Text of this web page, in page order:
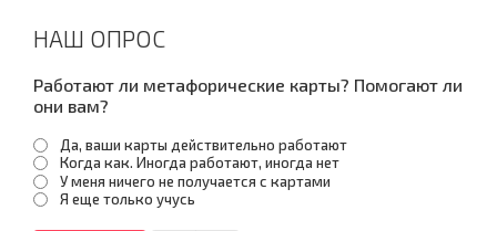
НАШ ОПРОС
Работают ли метафорические карты? Помогают ли
они вам?
Да, ваши карты действительно работают
Когда как. Иногда работают, иногда нет
У меня ничего не получается с картами
Я еще только учусь